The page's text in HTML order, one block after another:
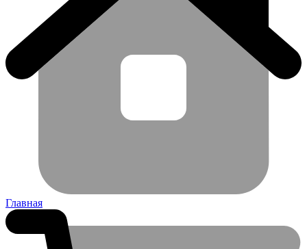
Главная